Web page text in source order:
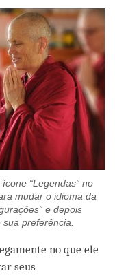
“Legendas” no
mudar o idioma da
e depois
preferência.
no que ele
seus